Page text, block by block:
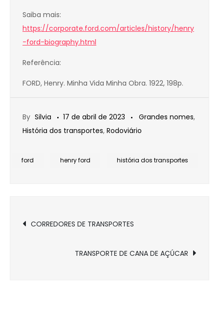
Saiba mais:
https://corporate.ford.com/articles/history/henry
-ford-biography.html
Referência:
FORD, Henry. Minha Vida Minha Obra. 1922, 198p.
By Silvia 17 de abril de 2023 Grandes nomes,
História dos transportes, Rodoviário
ford henry ford história dos transportes
Navegação
CORREDORES DE TRANSPORTES
TRANSPORTE DE CANA DE AÇÚCAR